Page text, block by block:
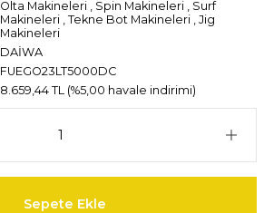
Olta Makineleri , Spin Makineleri , Surf
Makineleri , Tekne Bot Makineleri , Jig
Makineleri
DAİWA
FUEGO23LT5000DC
8.659,44 TL (%5,00 havale indirimi)
Sepete Ekle